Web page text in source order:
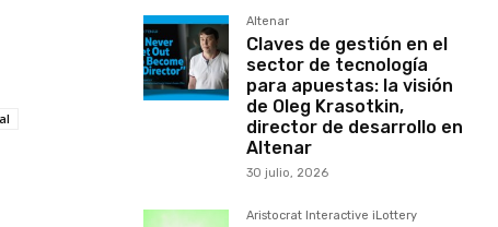
Altenar
Claves de gestión en el
sector de tecnología
para apuestas: la visión
de Oleg Krasotkin,
director de desarrollo en
Altenar
30 julio, 2026
Aristocrat Interactive iLottery